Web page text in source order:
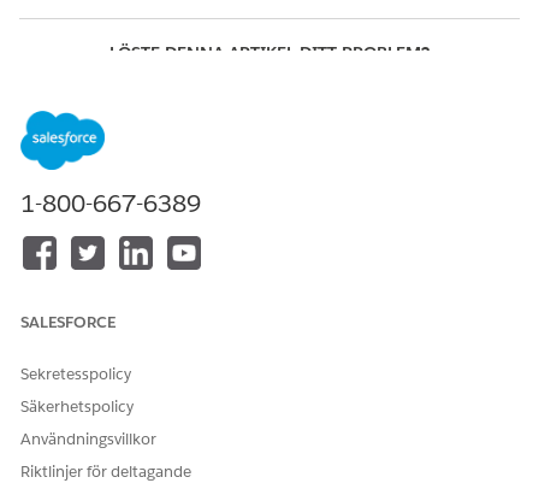
LÖSTE DENNA ARTIKEL DITT PROBLEM?
1-800-667-6389
SALESFORCE
Sekretesspolicy
Säkerhetspolicy
Användningsvillkor
Riktlinjer för deltagande